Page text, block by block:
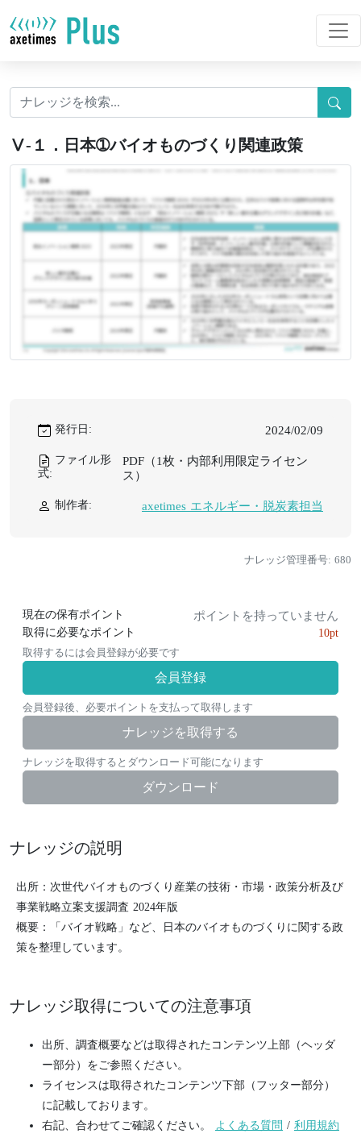
Ⅴ-１．日本➀バイオものづくり関連政策
発行日: 2024/02/09
ファイル形
式:
PDF（1枚・内部利用限定ライセン
ス）
制作者: axetimes エネルギー・脱炭素担当
ナレッジ管理番号: 680
現在の保有ポイント ポイントを持っていません
取得に必要なポイント
10pt
取得するには会員登録が必要です
会員登録
会員登録後、必要ポイントを支払って取得します
ナレッジを取得する
ナレッジを取得するとダウンロード可能になります
ダウンロード
ナレッジの説明
出所：次世代バイオものづくり産業の技術・市場・政策分析及び
事業戦略立案支援調査 2024年版
概要：「バイオ戦略」など、日本のバイオものづくりに関する政
策を整理しています。
ナレッジ取得についての注意事項
出所、調査概要などは取得されたコンテンツ上部（ヘッダ
ー部分）をご参照ください。
ライセンスは取得されたコンテンツ下部（フッター部分）
に記載しております。
右記、合わせてご確認ください。
よくある質問 / 利用規約